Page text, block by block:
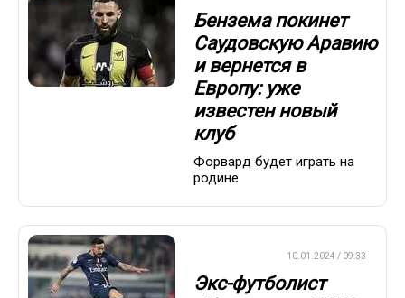
Бензема покинет
Саудовскую Аравию
и вернется в
Европу: уже
известен новый
клуб
Форвард будет играть на
родине
10.01.2024 / 09:33
Экс-футболист